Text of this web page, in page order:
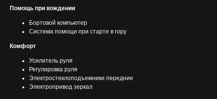
Помощь при вождении
Бортовой компьютер
Система помощи при старте в гору
Комфорт
Усилитель руля
Регулировка руля
Электростеклоподъемники передние
Электропривод зеркал